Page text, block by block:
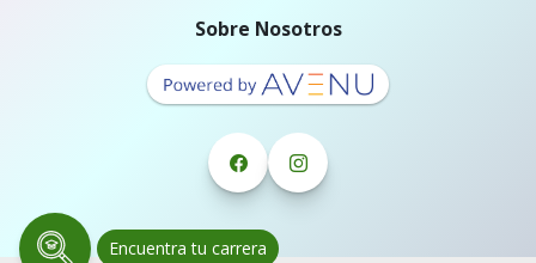
Encuentra tu carrera
Sobre Nosotros